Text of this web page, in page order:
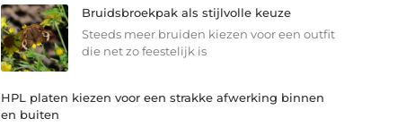
Bruidsbroekpak als stijlvolle keuze
Steeds meer bruiden kiezen voor een outfit
die net zo feestelijk is
HPL platen kiezen voor een strakke afwerking binnen
en buiten